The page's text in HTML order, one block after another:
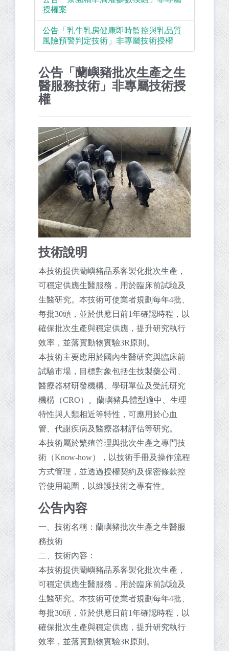
授權案
公告「乳牛乳房健康即時監控與乳品質
風險預警判定技術」非專屬技術授權
公告「蘭嶼豬批次生產之生
醫服務技術」非專屬技術授
權
技術說明
本技術提供蘭嶼豬品系客製化批次生產，
可穩定供應生醫服務，用於臨床前試驗及
生醫研究。本技術可使業者規劃每年4批、
每批30頭，並於供應日前1年確認時程，以
確保批次生產與穩定供應，提升研究執行
效率，並落實動物實驗3R原則。
本技術主要應用於國內生醫研究與臨床前
試驗市場，目標對象包括生技製藥公司、
醫療器材研發機構、學研單位及受託研究
機構（CRO）。蘭嶼豬具體型適中、生理
特性與人類相近等特性，可應用於心血
管、代謝疾病及醫療器材評估等研究。
本技術屬於繁殖管理與批次生產之專門技
術（Know-how），以技術手冊及操作流程
方式管理，並透過授權契約及保密條款控
管使用範圍，以維護技術之專有性。
公告內容
一、技術名稱：蘭嶼豬批次生產之生醫服
務技術
二、技術內容：
本技術提供蘭嶼豬品系客製化批次生產，
可穩定供應生醫服務，用於臨床前試驗及
生醫研究。本技術可使業者規劃每年4批、
每批30頭，並於供應日前1年確認時程，以
確保批次生產與穩定供應，提升研究執行
效率，並落實動物實驗3R原則。